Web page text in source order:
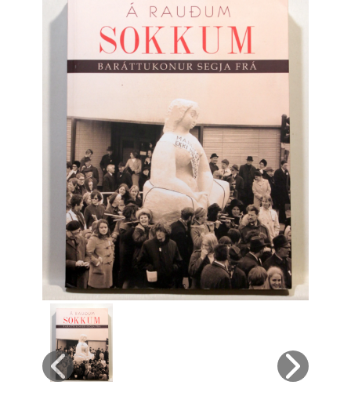
Erhverv
Europa
Fantasy / Sciencefiction
Filosofi
Håndarbejde
Håndværk
Historie
Hobby
Hus / Have
Husdyr